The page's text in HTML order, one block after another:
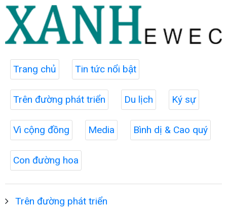
Trang chủ Tin tức nổi bật
Trên đường phát triển Du lịch Ký sự
Vì cộng đồng Media Bình dị & Cao quý
Con đường hoa
Trên đường phát triển